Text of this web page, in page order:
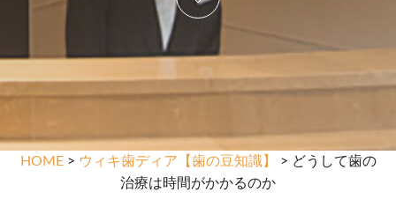
HOME> ウィキ歯ディア【歯の豆知識】
> どうして歯の
治療は時間がかかるのか